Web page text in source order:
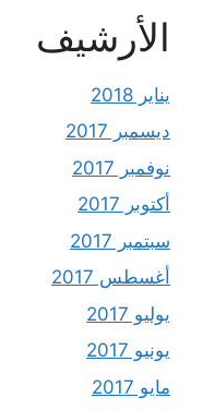
الأرشيف
يناير 2018
ديسمبر 2017
نوفمبر 2017
أكتوبر 2017
سبتمبر 2017
أغسطس 2017
يوليو 2017
يونيو 2017
مايو 2017